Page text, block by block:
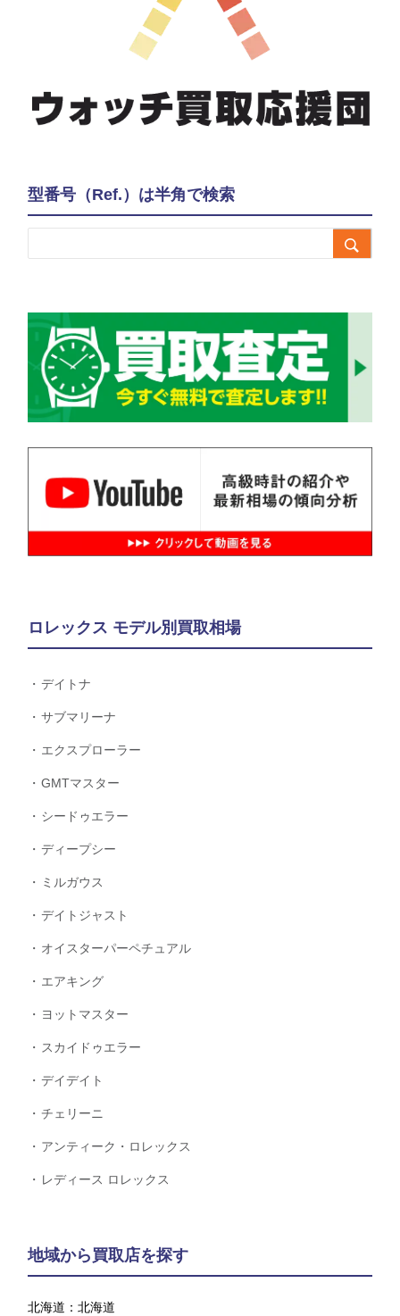
型番号（Ref.）は半角で検索

ロレックス モデル別買取相場
デイトナ
サブマリーナ
エクスプローラー
GMTマスター
シードゥエラー
ディープシー
ミルガウス
デイトジャスト
オイスターパーペチュアル
エアキング
ヨットマスター
スカイドゥエラー
デイデイト
チェリーニ
アンティーク・ロレックス
レディース ロレックス
地域から買取店を探す
北海道：北海道